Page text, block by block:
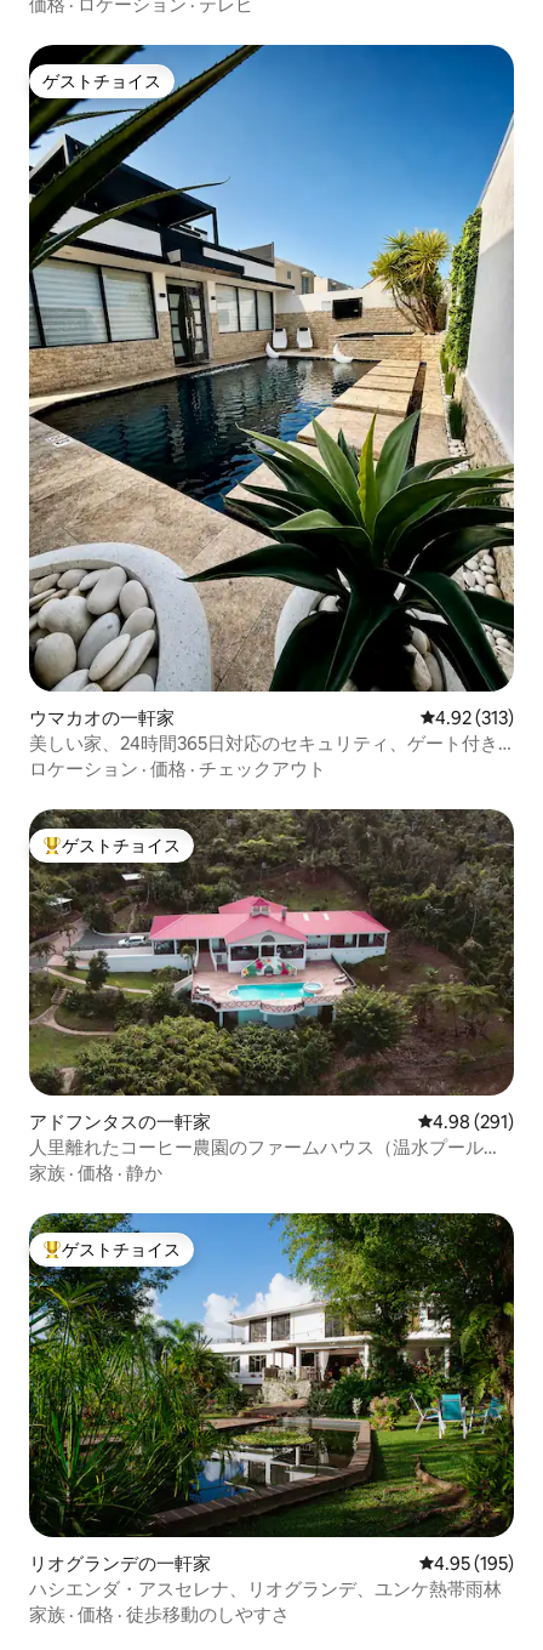
ゲストチョイス
ゲストチョイス
ウマカオの一軒家 レビュー313
4.92 (313)
美しい家、24時間365日対応のセキュリティ、ゲート付き
コミュニティ
ロケーション · 価格 · チェックアウト
大好評のゲストチョイスです。
ゲストチョイス
アドフンタスの一軒家 レビュー291
4.98 (291)
人里離れたコーヒー農園のファームハウス（温水プールと
暖炉付き）
家族 · 価格 · 静か
大好評のゲストチョイスです。
ゲストチョイス
リオグランデの一軒家 レビュー195
4.95 (195)
ハシエンダ・アスセレナ、リオグランデ、ユンケ熱帯雨林
家族 · 価格 · 徒歩移動のしやすさ